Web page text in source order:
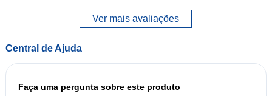
Ver mais avaliações
Central de Ajuda
Faça uma pergunta sobre este produto